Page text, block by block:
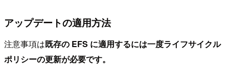
アップデートの適用方法
注意事項は既存の EFS に適用するには一度ライフサイクル
ポリシーの更新が必要です。